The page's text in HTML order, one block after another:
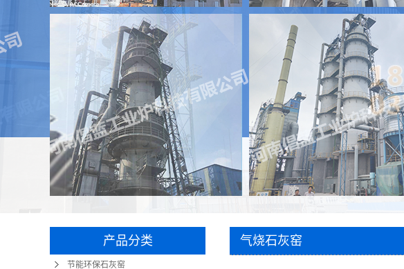
产品分类
节能环保石灰窑
气烧石灰窑